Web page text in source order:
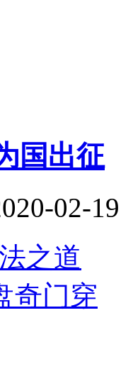
国出征
02-19